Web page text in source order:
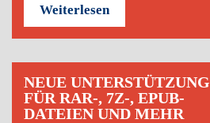
Weiterlesen
NEUE UNTERSTÜTZUNG
FÜR RAR-, 7Z-, EPUB-
DATEIEN UND MEHR